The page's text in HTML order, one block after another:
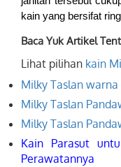
kain yang bersifat
Baca Yuk Artikel
Lihat pilihan kain
Milky Taslan warna
Milky Taslan
Milky Taslan
Kain Parasut
Perawatannya